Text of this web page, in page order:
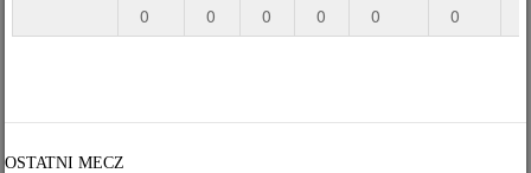
0
0 0 0 0 0
OSTATNI MECZ